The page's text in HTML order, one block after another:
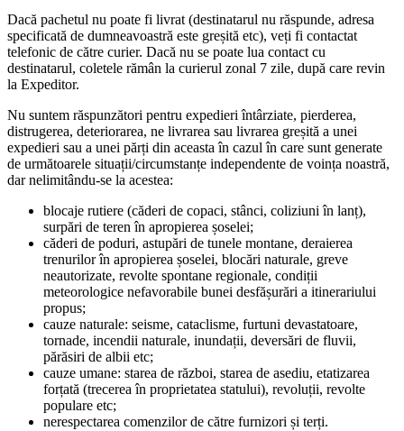
Dacă pachetul nu poate fi livrat (destinatarul nu răspunde, adresa
specificată de dumneavoastră este greșită etc), veți fi contactat
telefonic de către curier. Dacă nu se poate lua contact cu
destinatarul, coletele rămân la curierul zonal 7 zile, după care revin
la Expeditor.
Nu suntem răspunzători pentru expedieri întârziate, pierderea,
distrugerea, deteriorarea, ne livrarea sau livrarea greșită a unei
expedieri sau a unei părți din aceasta în cazul în care sunt generate
de următoarele situații/circumstanțe independente de voința noastră,
dar nelimitându-se la acestea:
blocaje rutiere (căderi de copaci, stânci, coliziuni în lanț),
surpări de teren în apropierea șoselei;
căderi de poduri, astupări de tunele montane, deraierea
trenurilor în apropierea șoselei, blocări naturale, greve
neautorizate, revolte spontane regionale, condiții
meteorologice nefavorabile bunei desfășurări a itinerariului
propus;
cauze naturale: seisme, cataclisme, furtuni devastatoare,
tornade, incendii naturale, inundații, deversări de fluvii,
părăsiri de albii etc;
cauze umane: starea de război, starea de asediu, etatizarea
forțată (trecerea în proprietatea statului), revoluții, revolte
populare etc;
nerespectarea comenzilor de către furnizori și terți.